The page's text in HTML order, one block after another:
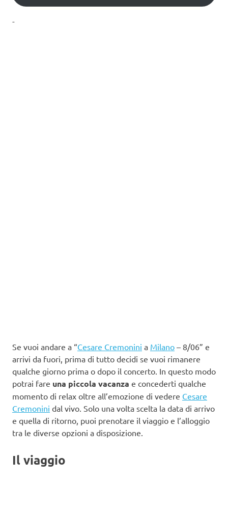
-
Se vuoi andare a “Cesare Cremonini a Milano – 8/06” e
arrivi da fuori, prima di tutto decidi se vuoi rimanere
qualche giorno prima o dopo il concerto. In questo modo
potrai fare una piccola vacanza e concederti qualche
momento di relax oltre all’emozione di vedere Cesare
Cremonini dal vivo. Solo una volta scelta la data di arrivo
e quella di ritorno, puoi prenotare il viaggio e l’alloggio
tra le diverse opzioni a disposizione.
Il viaggio